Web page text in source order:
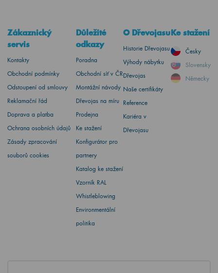
Zákaznický
servis
Kontakty
Obchodní podmínky
Odstoupení od smlouvy
Reklamační řád
Doprava a platba
Ochrana osobních údajů
Zásady zpracování
souborů cookies
Důležité
odkazy
Poradna
Obchodní síť v ČR
Montážní návody
Dřevojas na míru
Prodejna
Ke stažení
Konfigurátor pro
partnery
Katalog ke stažení
Vzorník RAL
Whistleblowing
Environmentální
politika
O Dřevojasu
Historie Dřevojasu
Výhody nábytku
Dřevojas
Naše certifikáty
Reference
Kariéra v
Dřevojasu
Ke stažení
Česky
Slovensky
Německy